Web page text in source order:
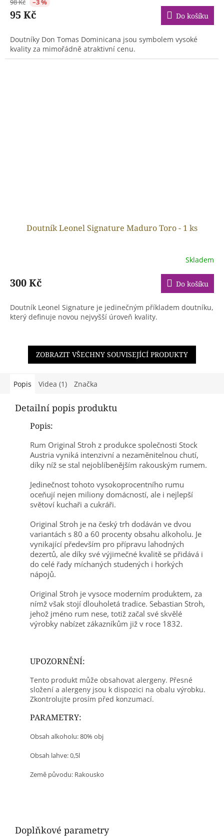
98 Kč –3 %
95 Kč Do košíku
Doutníky Don Tomas Dominicana jsou symbolem vysoké
kvality za mimořádně atraktivní cenu.
Doutník Leonel Signature Maduro Toro - 1 ks
Skladem
300 Kč Do košíku
Doutník Leonel Signature je jedinečným příkladem doutníku,
který definuje novou nejvyšší úroveň kvality.
ZOBRAZIT VŠECHNY SOUVISEJÍCÍ PRODUKTY
Popis Videa (1) Značka
Detailní popis produktu
Popis:
Rum Original Stroh z produkce společnosti Stock
Austria vyniká intenzivní a nezaměnitelnou chutí,
díky níž se stal nejoblíbenějším rakouským rumem.
Jedinečnost tohoto vysokoprocentního rumu
oceňují nejen miliony domácností, ale i nejlepší
světoví kuchaři a cukráři.
Original Stroh je na český trh dodáván ve dvou
variantách s 80 a 60 procenty obsahu alkoholu. Je
vynikající především pro přípravu lahodných
dezertů, ale díky své výjimečné kvalitě se přidává i
do celé řady míchaných studených i horkých
nápojů.
Original Stroh je vysoce moderním produktem, za
nímž však stojí dlouholetá tradice. Sebastian Stroh,
jehož jméno rum nese, totiž začal své skvělé
výrobky nabízet zákazníkům již v roce 1832.
UPOZORNĚNÍ:
Tento produkt může obsahovat alergeny. Přesné
složení a alergeny jsou k dispozici na obalu výrobku.
Zkontrolujte prosím před konzumací.
PARAMETRY:
Obsah alkoholu: 80% obj
Obsah lahve: 0,5l
Země původu: Rakousko
Doplňkové parametry